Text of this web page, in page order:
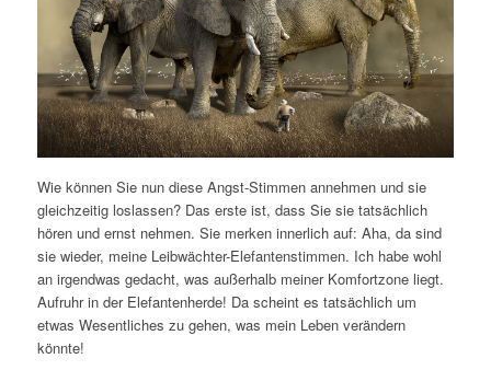
Wie können Sie nun diese Angst-Stimmen annehmen und sie
gleichzeitig loslassen? Das erste ist, dass Sie sie tatsächlich
hören und ernst nehmen. Sie merken innerlich auf: Aha, da sind
sie wieder, meine Leibwächter-Elefantenstimmen. Ich habe wohl
an irgendwas gedacht, was außerhalb meiner Komfortzone liegt.
Aufruhr in der Elefantenherde! Da scheint es tatsächlich um
etwas Wesentliches zu gehen, was mein Leben verändern
könnte!